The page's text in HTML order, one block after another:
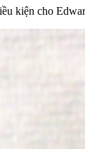
kiện cho